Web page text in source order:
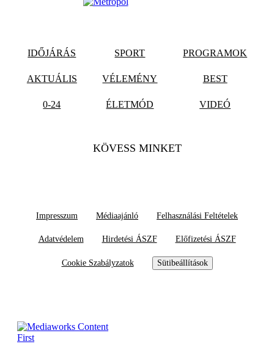
IDŐJÁRÁS SPORT PROGRAMOK
AKTUÁLIS VÉLEMÉNY BEST
0-24 ÉLETMÓD VIDEÓ
KÖVESS MINKET
Impresszum Médiaajánló Felhasználási Feltételek
Adatvédelem Hirdetési ÁSZF Előfizetési ÁSZF
Cookie Szabályzatok Sütibeállítások